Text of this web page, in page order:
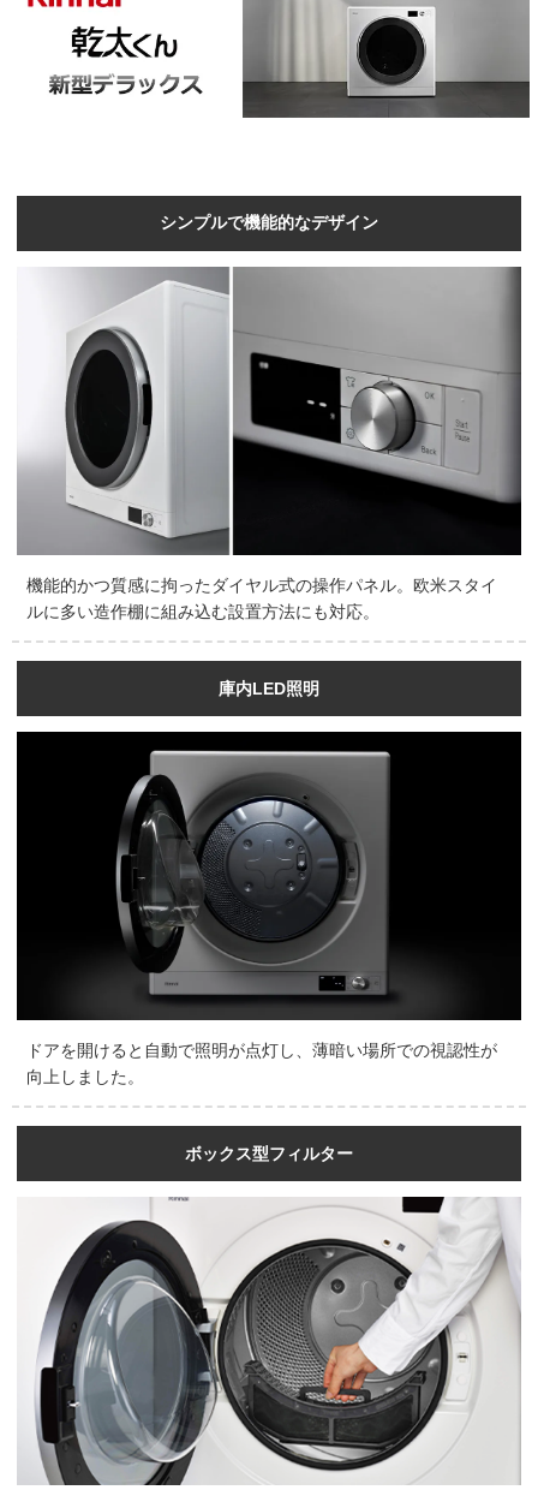
シンプルで機能的なデザイン
機能的かつ質感に拘ったダイヤル式の操作パネル。欧米スタイ
ルに多い造作棚に組み込む設置方法にも対応。
庫内LED照明
ドアを開けると自動で照明が点灯し、薄暗い場所での視認性が
向上しました。
ボックス型フィルター